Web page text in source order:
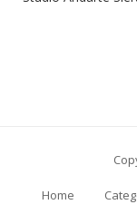
Home